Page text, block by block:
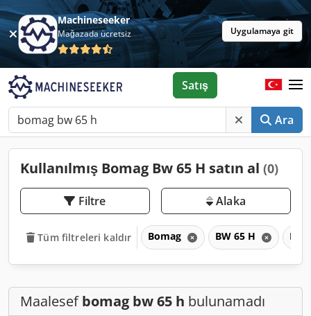
Machineseeker
Mağazada ücretsiz Uygulamaya git
Ara
Satış
Kullanılmış Bomag Bw 65 H satın al (0)
Filtre Alaka
Tüm filtreleri kaldır Bomag BW 65 H BW
Maalesefbomag bw 65 h bulunamadı